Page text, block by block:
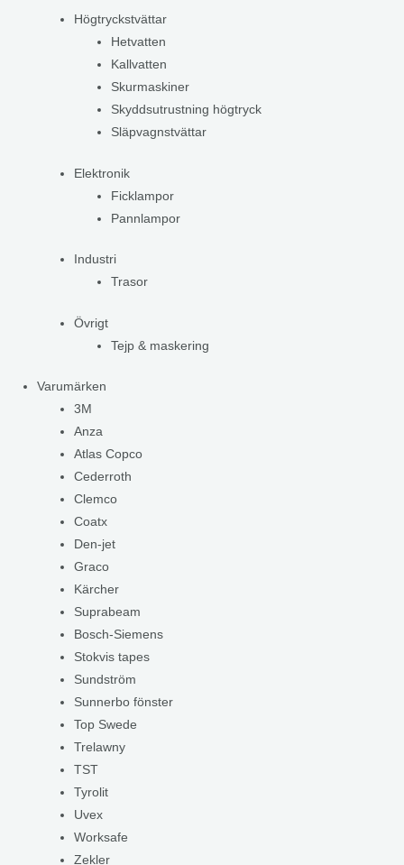
Högtryckstvättar
Hetvatten
Kallvatten
Skurmaskiner
Skyddsutrustning högtryck
Släpvagnstvättar
Elektronik
Ficklampor
Pannlampor
Industri
Trasor
Övrigt
Tejp & maskering
Varumärken
3M
Anza
Atlas Copco
Cederroth
Clemco
Coatx
Den-jet
Graco
Kärcher
Suprabeam
Bosch-Siemens
Stokvis tapes
Sundström
Sunnerbo fönster
Top Swede
Trelawny
TST
Tyrolit
Uvex
Worksafe
Zekler